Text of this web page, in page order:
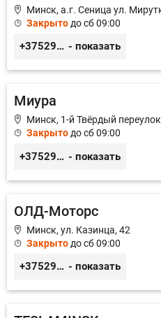
Минск, а.г. Сеница ул.
Закрыто до сб 09:00
+375291514142 - показать
Миура
Минск, 1-й Твёрдый
Закрытодо сб 09:00
+375296691144 - показать
ОЛД-Моторс
Минск, ул. Казинца, 42
Закрыто до сб 09:00
+375291402288 - показать